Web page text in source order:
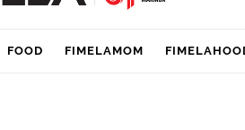
FOOD FIMELAMOM